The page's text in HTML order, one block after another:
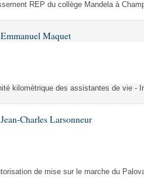
REP du collège Mandela à
Maquet
kilométrique des assistantes de vie -
Charles Larsonneur
de mise sur le marche du